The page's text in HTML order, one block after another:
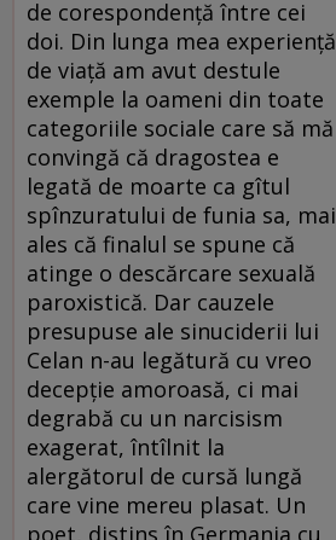
de corespondență între cei
doi. Din lunga mea experiență
de viață am avut destule
exemple la oameni din toate
categoriile sociale care să mă
convingă că dragostea e
legată de moarte ca gîtul
spînzuratului de funia sa, mai
ales că finalul se spune că
atinge o descărcare sexuală
paroxistică. Dar cauzele
presupuse ale sinuciderii lui
Celan n-au legătură cu vreo
decepție amoroasă, ci mai
degrabă cu un narcisism
exagerat, întîlnit la
alergătorul de cursă lungă
care vine mereu plasat. Un
poet, distins în Germania cu